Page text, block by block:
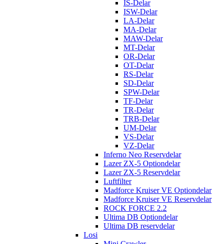
IS-Delar
ISW-Delar
LA-Delar
MA-Delar
MAW-Delar
MT-Delar
OR-Delar
OT-Delar
RS-Delar
SD-Delar
SPW-Delar
TF-Delar
TR-Delar
TRB-Delar
UM-Delar
VS-Delar
VZ-Delar
Inferno Neo Reservdelar
Lazer ZX-5 Optiondelar
Lazer ZX-5 Reservdelar
Luftfilter
Madforce Kruiser VE Optiondelar
Madforce Kruiser VE Reservdelar
ROCK FORCE 2.2
Ultima DB Optiondelar
Ultima DB reservdelar
Losi